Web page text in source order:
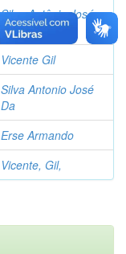
Silva Antônio José
Da
Vicente Gil
Silva Antonio José
Da
Erse Armando
Vicente, Gil,